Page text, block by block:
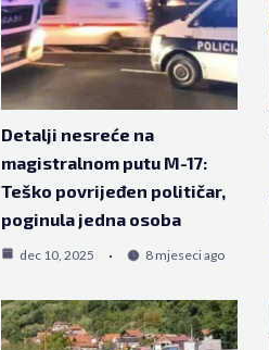
Detalji nesreće na
magistralnom putu M-17:
Teško povrijeđen političar,
poginula jedna osoba
dec 10, 2025 8 mjeseci ago